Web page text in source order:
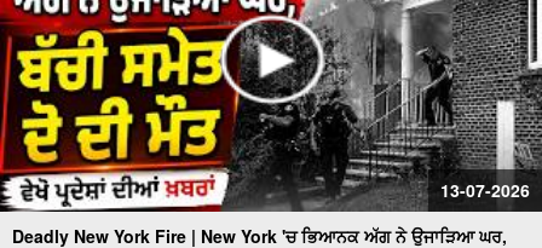
13-07-2026
Deadly New York Fire | New York 'ਚ ਭਿਆਨਕ ਅੱਗ ਨੇ ਉਜਾੜਿਆ ਘਰ,